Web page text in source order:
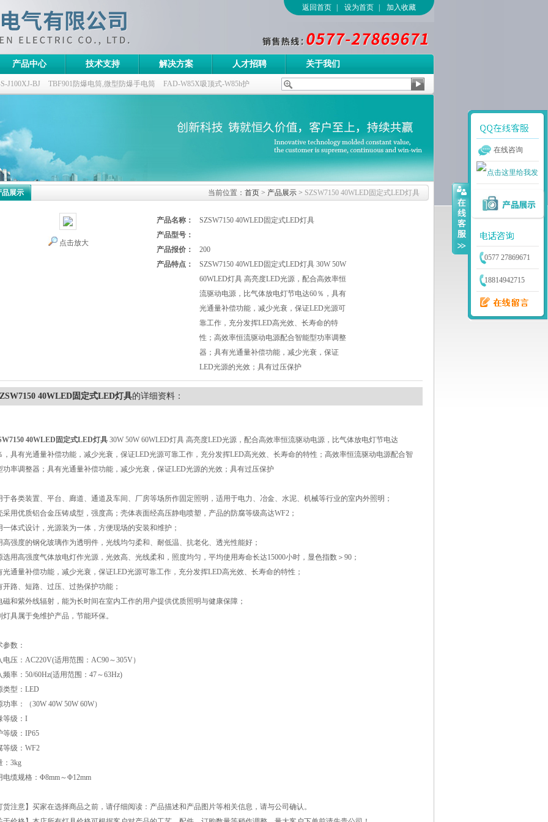
返回首页 设为首页 加入收藏
产品中心 技术支持 解决方案 人才招聘 关于我们
J100XJ-BJ TBF901防爆电筒,微型防爆手电筒 FAD-W85X吸顶式-W85h护
品展示 当前位置： 首页 > 产品展示 > SZSW7150 40WLED固定式LED灯具
点击放大
产品名称：
SZSW7150 40WLED固定式LED灯具
产品型号：
产品报价：
200
产品特点：
SZSW7150 40WLED固定式LED灯具 30W 50W
60WLED灯具 高亮度LED光源，配合高效率恒
流驱动电源，比气体放电灯节电达60％，具有
光通量补偿功能，减少光衰，保证LED光源可
靠工作，充分发挥LED高光效、长寿命的特
性；高效率恒流驱动电源配合智能型功率调整
器；具有光通量补偿功能，减少光衰，保证
LED光源的光效；具有过压保护
40WLED固定式LED灯具的详细资料：
40WLED固定式LED灯具 30W 50W 60WLED灯具 高亮度LED光源，配合高效率恒流驱动电源，比气体放电灯节电达
，具有光通量补偿功能，减少光衰，保证LED光源可靠工作，充分发挥LED高光效、长寿命的特性；高效率恒流驱动电源配合智
功率调整器；具有光通量补偿功能，减少光衰，保证LED光源的光效；具有过压保护
于各类装置、平台、廊道、通道及车间、厂房等场所作固定照明，适用于电力、冶金、水泥、机械等行业的室内外照明；
采用优质铝合金压铸成型，强度高；壳体表面经高压静电喷塑，产品的防腐等级高达WF2；
一体式设计，光源装为一体，方便现场的安装和维护；
高强度的钢化玻璃作为透明件，光线均匀柔和、耐低温、抗老化、透光性能好；
选用高强度气体放电灯作光源，光效高、光线柔和，照度均匀，平均使用寿命长达15000小时，显色指数＞90；
光通量补偿功能，减少光衰，保证LED光源可靠工作，充分发挥LED高光效、长寿命的特性；
开路、短路、过压、过热保护功能；
磁和紫外线辐射，能为长时间在室内工作的用户提供优质照明与健康保障；
灯具属于免维护产品，节能环保。
参数：
电压：AC220V(适用范围：AC90～305V）
频率：50/60Hz(适用范围：47～63Hz)
类型：LED
功率：（30W 40W 50W 60W）
等级：I
等级：IP65
等级：WF2
：3kg
电缆规格：Φ8mm～Φ12mm
货注意】买家在选择商品之前，请仔细阅读：产品描述和产品图片等相关信息，请与公司确认。
在线咨询
0577 27869671
18814942715